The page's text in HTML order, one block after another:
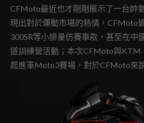
CFMoto最近也才剛剛展示了一台帥
現出對於運動市場的熱情，CFMoto
300SR等小排量仿賽車款，甚至在中
道訓練營活動；本次CFMoto與KTM
起進軍Moto3賽場，對於CFMoto來